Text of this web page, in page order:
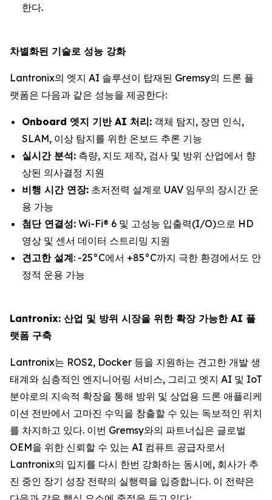
한다.
차별화된 기술로 성능 강화
Lantronix의 엣지 AI 솔루션이 탑재된 Gremsy의 드론 플
랫폼은 다음과 같은 성능을 제공한다:
Onboard 엣지 기반 AI 처리: 객체 탐지, 장면 인식,
SLAM, 이상 탐지를 위한 온보드 추론 기능
실시간 분석: 측량, 지도 제작, 검사 및 방위 산업에서 향
상된 의사결정 지원
비행 시간 연장: 초저전력 설계로 UAV 임무의 장시간 운
용 가능
첨단 연결성: Wi-Fi® 6 및 고성능 입출력(I/O)으로 HD
영상 및 센서 데이터 스트리밍 지원
견고한 설계: -25°C에서 +85°C까지 극한 환경에서도 안
정적 운용 가능
Lantronix: 산업 및 방위 시장을 위한 확장 가능한 AI 플
랫폼 구축
Lantronix는 ROS2, Docker 등을 지원하는 견고한 개발 생
태계와 심층적인 엔지니어링 서비스, 그리고 엣지 AI 및 IoT
분야로의 지속적 확장을 통해 방위 및 상업용 드론 애플리케
이션 전반에서 고마진 수익을 창출할 수 있는 독보적인 위치
를 차지하고 있다. 이번 Gremsy와의 파트너십은 글로벌
OEM을 위한 신뢰할 수 있는 AI 컴퓨트 공급자로서
Lantronix의 입지를 다시 한번 강화하는 동시에, 회사가 추
진 중인 장기 성장 전략의 실행력을 입증합니다. 이 전략은